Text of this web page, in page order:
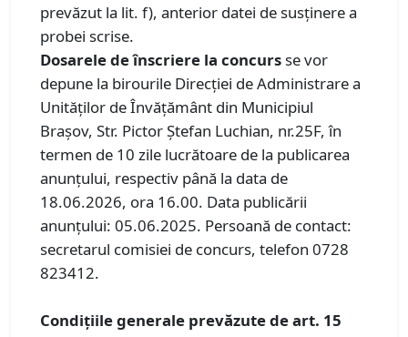
prevăzut la lit. f), anterior datei de susţinere a
probei scrise.
Dosarele de înscriere la concursse vor
depune la birourile Direcției de Administrare a
Unităților de Învățământ din Municipiul
Brașov, Str. Pictor Ștefan Luchian, nr.25F, în
termen de 10 zile lucrătoare de la publicarea
anunțului, respectiv până la data de
18.06.2026, ora 16.00. Data publicării
anunțului: 05.06.2025. Persoană de contact:
secretarul comisiei de concurs, telefon 0728
823412.
Condiţiile generale prevăzute de art. 15